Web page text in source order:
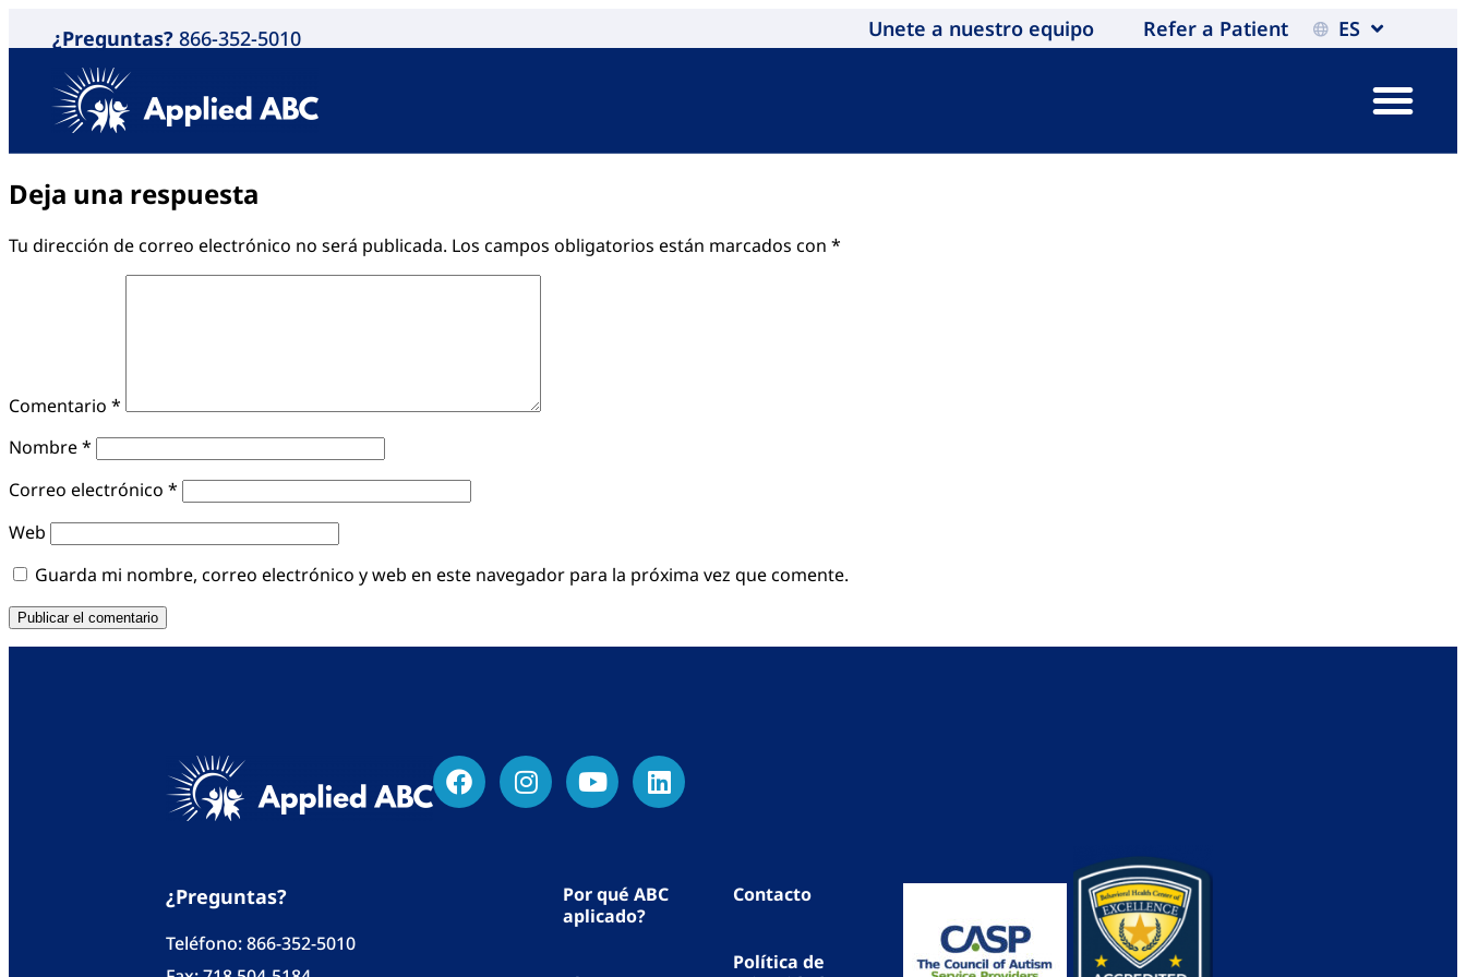
¿Preguntas? 866-352-5010 Unete a nuestro equipo Refer a Patient ES
Deja una respuesta
Tu dirección de correo electrónico no será publicada. Los campos obligatorios están marcados con *
Comentario *
Nombre*
Correo electrónico *
Web
Guarda mi nombre, correo electrónico y web en este navegador para la próxima vez que comente.
¿Preguntas?
Teléfono:866-352-5010
Por qué ABC
aplicado?
Contacto
Política de